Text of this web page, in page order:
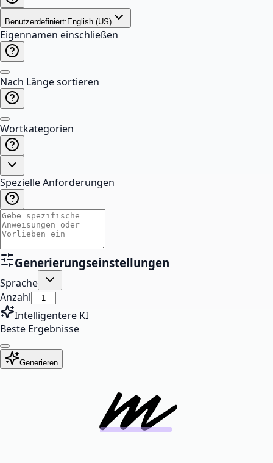
Benutzerdefiniert: English (US)
Eigennamen einschließen
Nach Länge sortieren
Wortkategorien
Spezielle Anforderungen
Generierungseinstellungen
Sprache
Anzahl
Intelligentere KI
Beste Ergebnisse
Generieren